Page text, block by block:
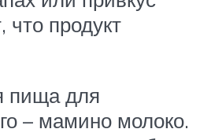
что продукт
пища для
– мамино молоко.